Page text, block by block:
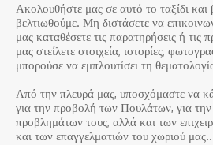
Ακολουθήστε μας σε αυτό το ταξίδι
βελτιωθούμε. Μη διστάσετε να
μας καταθέσετε τις παρατηρήσεις ή τις
μας στείλετε στοιχεία, ιστορίες,
μπορούσε να εμπλουτίσει τη
Από την πλευρά μας, υποσχόμαστε να
για την προβολή των Πουλάτων, για
προβλημάτων τους, αλλά και των
και των επαγγελματιών του χωριού